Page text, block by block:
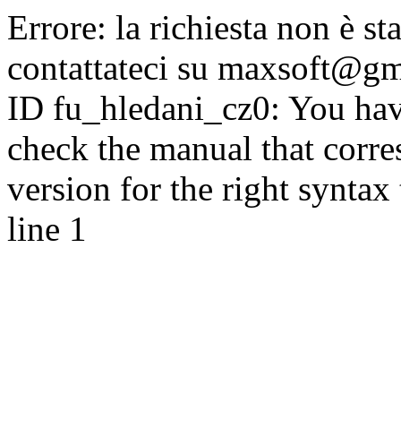
Errore: la richiesta non è
contattateci su
ID fu_hledani_cz0: You
check the manual that
version for the right syntax
line 1